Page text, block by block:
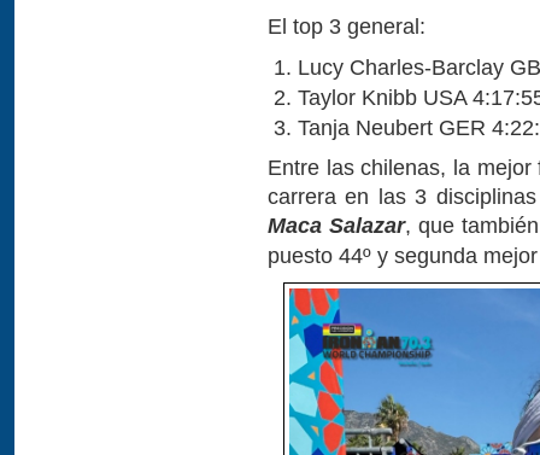
El top 3 general:
Lucy Charles-Barclay
Taylor Knibb USA
Tanja Neubert GER
Entre las chilenas, la
carrera en las 3
Maca Salazar, que
puesto 44º y segunda